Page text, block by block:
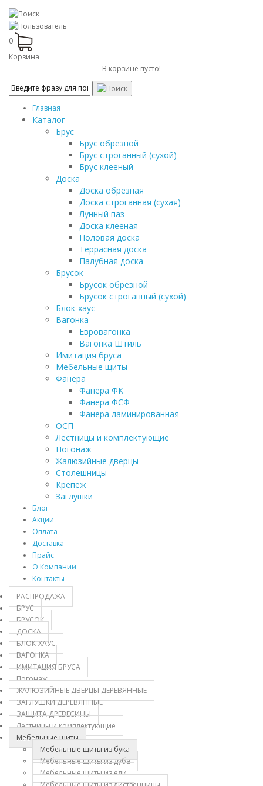
0
Корзина
В корзине пусто!
Главная
Каталог
Брус
Брус обрезной
Брус строганный (сухой)
Брус клееный
Доска
Доска обрезная
Доска строганная (сухая)
Лунный паз
Доска клееная
Половая доска
Террасная доска
Палубная доска
Брусок
Брусок обрезной
Брусок строганный (сухой)
Блок-хаус
Вагонка
Евровагонка
Вагонка Штиль
Имитация бруса
Мебельные щиты
Фанера
Фанера ФК
Фанера ФСФ
Фанера ламинированная
ОСП
Лестницы и комплектующие
Погонаж
Жалюзийные дверцы
Столешницы
Крепеж
Заглушки
Блог
Акции
Оплата
Доставка
Прайс
О Компании
Контакты
РАСПРОДАЖА
БРУС
БРУСОК
ДОСКА
БЛОК-ХАУС
ВАГОНКА
ИМИТАЦИЯ БРУСА
Погонаж
ЖАЛЮЗИЙНЫЕ ДВЕРЦЫ ДЕРЕВЯННЫЕ
ЗАГЛУШКИ ДЕРЕВЯННЫЕ
ЗАЩИТА ДРЕВЕСИНЫ
Лестницы и комплектующие
Мебельные щиты
Мебельные щиты из бука
Мебельные щиты из дуба
Мебельные щиты из ели